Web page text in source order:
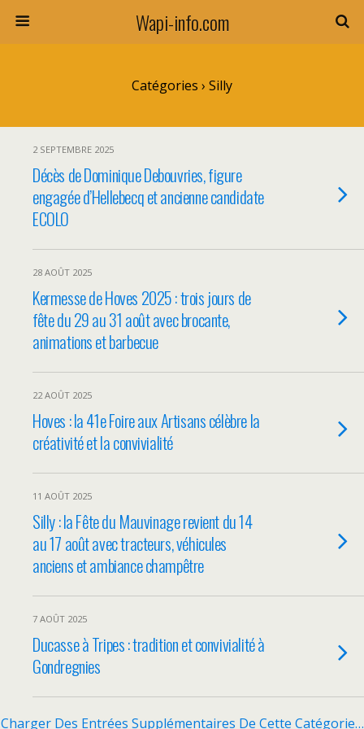
Wapi-info.com
Catégories › Silly
2 SEPTEMBRE 2025
Décès de Dominique Debouvries, figure
engagée d’Hellebecq et ancienne candidate
ECOLO
28 AOÛT 2025
Kermesse de Hoves 2025 : trois jours de
fête du 29 au 31 août avec brocante,
animations et barbecue
22 AOÛT 2025
Hoves : la 41e Foire aux Artisans célèbre la
créativité et la convivialité
11 AOÛT 2025
Silly : la Fête du Mauvinage revient du 14
au 17 août avec tracteurs, véhicules
anciens et ambiance champêtre
7 AOÛT 2025
Ducasse à Tripes : tradition et convivialité à
Gondregnies
Charger Des Entrées Supplémentaires De Cette Catégorie…